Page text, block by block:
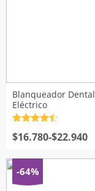
Blanqueador Dental
Eléctrico
con 4.5de
5
$16.780-$22.940
Rango
precios:
desde
$16.780
-64%